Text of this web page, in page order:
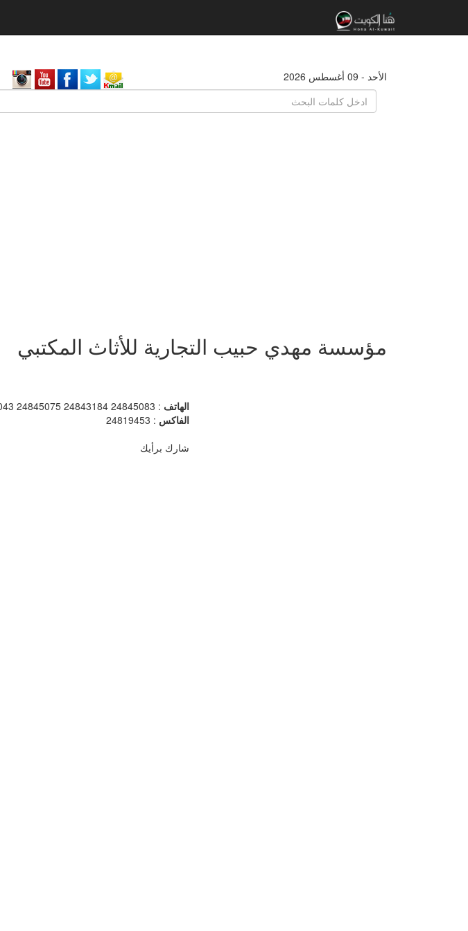
الأحد - 09 أغسطس 2026
مؤسسة مهدي حبيب التجارية للأثاث المكتبي
الهاتف : 24845083 24843184 24845075 24845043
الفاكس : 24819453
شارك برأيك